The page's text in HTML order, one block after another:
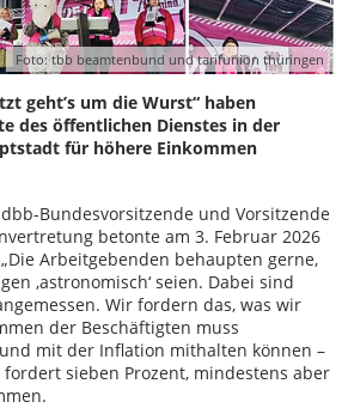
Foto: tbb beamtenbund und tarifunion thüringen
geht’s um die Wurst“ haben
des öffentlichen Dienstes in der
für höhere Einkommen
dbb-Bundesvorsitzende und Vorsitzende
betonte am 3. Februar 2026
Arbeitgebenden behaupten gerne,
‚astronomisch‘ seien. Dabei sind
Wir fordern das, was wir
der Beschäftigten muss
mit der Inflation mithalten können –
sieben Prozent, mindestens aber